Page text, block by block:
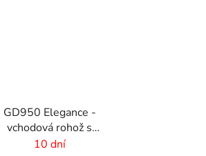
GD950 Elegance -
vchodová rohož s
digitálnou potlačou - 6
10 dní